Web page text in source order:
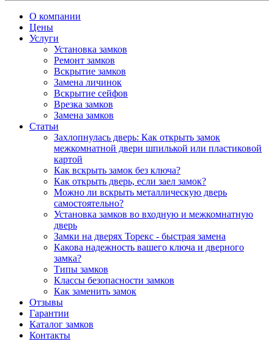
О компании
Цены
Услуги
Установка замков
Ремонт замков
Вскрытие замков
Замена личинок
Вскрытие сейфов
Врезка замков
Замена замков
Статьи
Захлопнулась дверь: Как открыть замок
межкомнатной двери шпилькой или пластиковой
картой
Как вскрыть замок без ключа?
Как открыть дверь, если заел замок?
Можно ли вскрыть металлическую дверь
самостоятельно?
Установка замков во входную и межкомнатную
дверь
Замки на дверях Торекс - быстрая замена
Какова надежность вашего ключа и дверного
замка?
Типы замков
Классы безопасности замков
Как заменить замок
Отзывы
Гарантии
Каталог замков
Контакты